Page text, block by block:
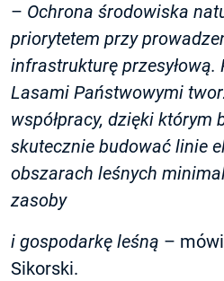
– Ochrona środowiska
priorytetem przy
infrastrukturę przesyłową.
Lasami Państwowymi
współpracy, dzięki którym
skutecznie budować linie
obszarach leśnych
zasoby
i gospodarkę leśną –
Sikorski.